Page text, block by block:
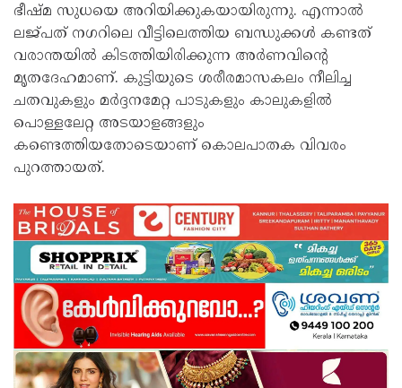
ഭീഷ്മ സുധയെ അറിയിക്കുകയായിരുന്നു. എന്നാൽ
ലജ്പത് നഗറിലെ വീട്ടിലെത്തിയ ബന്ധുക്കൾ കണ്ടത്
വരാന്തയിൽ കിടത്തിയിരിക്കുന്ന അർണവിന്റെ
മൃതദേഹമാണ്. കുട്ടിയുടെ ശരീരമാസകലം നീലിച്ച
ചതവുകളും മർദ്ദനമേറ്റ പാടുകളും കാലുകളിൽ
പൊള്ളലേറ്റ അടയാളങ്ങളും
കണ്ടെത്തിയതോടെയാണ് കൊലപാതക വിവരം
പുറത്തായത്.